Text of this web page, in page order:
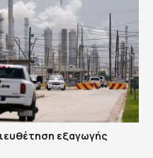
εξαγωγής